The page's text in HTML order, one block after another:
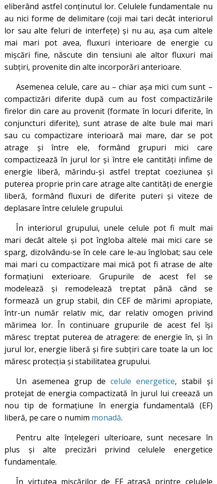
eliberând astfel conţinutul lor. Celulele fundamentale nu
au nici forme de delimitare (coji mai tari decât interiorul
lor sau alte feluri de interfeţe) şi nu au, aşa cum altele
mai mari pot avea, fluxuri interioare de energie cu
mişcări fine, născute din tensiuni ale altor fluxuri mai
subţiri, provenite din alte incorporări anterioare.
Asemenea celule, care au – chiar aşa mici cum sunt –
compactizări diferite după cum au fost compactizările
firelor din care au provenit (formate în locuri diferite, în
conjuncturi diferite), sunt atrase de alte bule mai mari
sau cu compactizare interioară mai mare, dar se pot
atrage şi între ele, formând grupuri mici care
compactizează în jurul lor şi între ele cantităţi infime de
energie liberă, mărindu-şi astfel treptat coeziunea şi
puterea proprie prin care atrage alte cantităţi de energie
liberă, formând fluxuri de diferite puteri şi viteze de
deplasare între celulele grupului.
În interiorul grupului, unele celule pot fi mult mai
mari decât altele şi pot îngloba altele mai mici care se
sparg, dizolvându-se în cele care le-au înglobat; sau cele
mai mari cu compactizare mai mică pot fi atrase de alte
formaţiuni exterioare. Grupurile de acest fel se
modelează şi remodelează treptat până când se
formează un grup stabil, din CEF de mărimi apropiate,
într-un număr relativ mic, dar relativ omogen privind
mărimea lor. În continuare grupurile de acest fel îşi
măresc treptat puterea de atragere: de energie în, şi în
jurul lor, energie liberă şi fire subţiri care toate la un loc
măresc protecţia şi stabilitatea grupului.
Un asemenea grup decelule energetice, stabil şi
protejat de energia compactizată în jurul lui creează un
nou tip de formaţiune în energia fundamentală (EF)
liberă, pe care o numim monadă.
Pentru alte înţelegeri ulterioare, sunt necesare în
plus şi alte precizări privind celulele energetice
fundamentale.
În virtutea mişcărilor de EF atrasă printre celulele